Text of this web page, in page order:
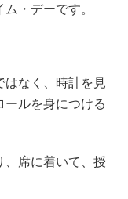
・デーです。
はなく、時計を見
ールを身につける
、席に着いて、授